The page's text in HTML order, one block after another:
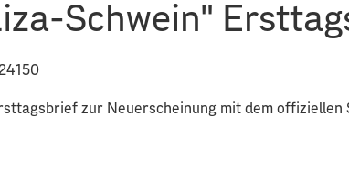
Schwein"
zur Neuerscheinung mit dem offiziellen